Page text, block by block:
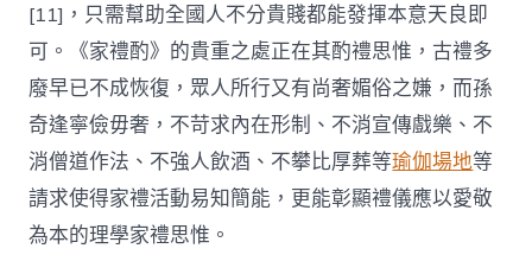
[11]，只需幫助全國人不分貴賤都能發揮本意天良即
可。《家禮酌》的貴重之處正在其酌禮思惟，古禮多
廢早已不成恢復，眾人所行又有尚奢媚俗之嫌，而孫
奇逢寧儉毋奢，不苛求內在形制、不消宣傳戲樂、不
消僧道作法、不強人飲酒、不攀比厚葬等瑜伽場地等
請求使得家禮活動易知簡能，更能彰顯禮儀應以愛敬
為本的理學家禮思惟。